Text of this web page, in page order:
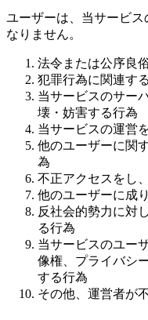
ユーザーは、当サービ
なりません。
法令または公序良
犯罪行為に関連す
当サービスのサー
壊・妨害する行為
当サービスの運営
他のユーザーに関
為
不正アクセスをし
他のユーザーに成
反社会的勢力に対
る行為
当サービスのユー
像権、プライバシ
する行為
その他、運営者が